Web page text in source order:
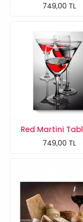
749,00 TL
Red Martini
749,00 TL